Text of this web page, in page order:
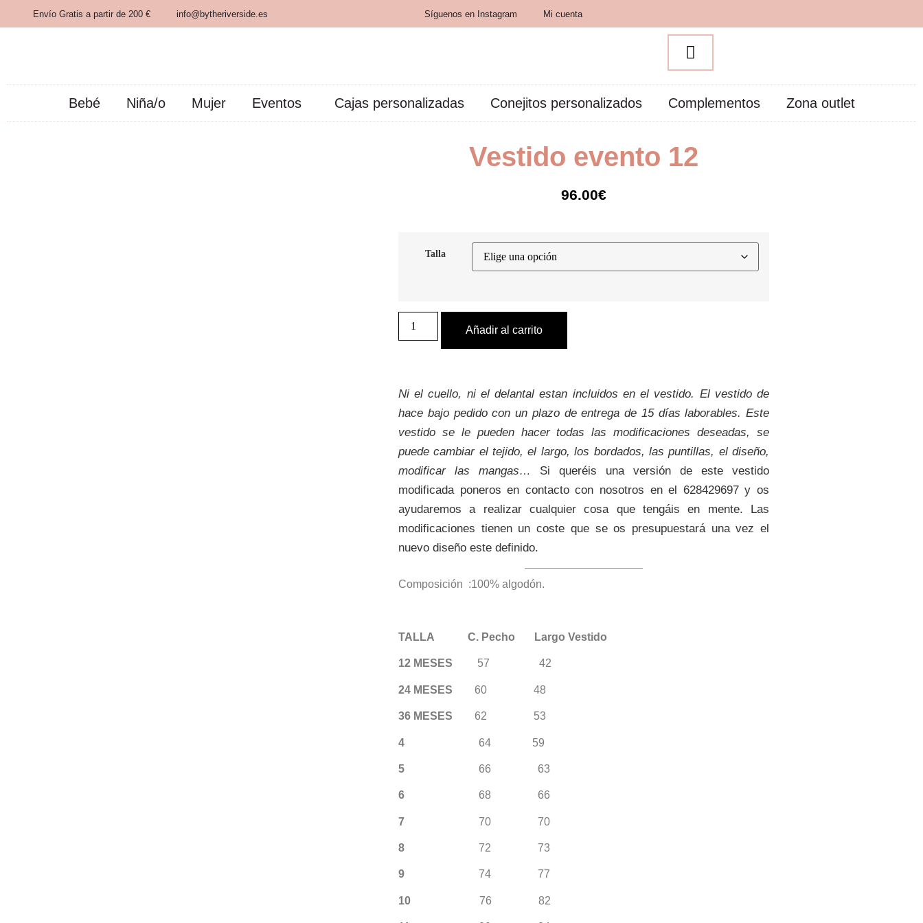
Envío Gratis a partir de 200 € info@bytheriverside.es Síguenos en Instagram Mi cuenta
Bebé Niña/o Mujer Eventos Cajas personalizadas Conejitos personalizados Complementos Zona outlet
Vestido evento 12
96.00€
Talla
Añadir al carrito
Ni el cuello, ni el delantal estan incluidos en el vestido. El vestido de
hace bajo pedido con un plazo de entrega de 15 días laborables. Este
vestido se le pueden hacer todas las modificaciones deseadas, se
puede cambiar el tejido, el largo, los bordados, las puntillas, el diseño,
modificar las mangas…
Si queréis una versión de este vestido
modificada poneros en contacto con nosotros en el 628429697y os
ayudaremos a realizar cualquier cosa que tengáis en mente. Las
modificaciones tienen un coste que se os presupuestará una vez el
nuevo diseño este definido.
Composición :100% algodón.
TALLA C. Pecho Largo Vestido
12 MESES 57 42
24 MESES 60 48
36 MESES 62 53
4 64 59
5 66 63
6 68 66
7 70 70
8 72 73
9 74 77
10 76 82